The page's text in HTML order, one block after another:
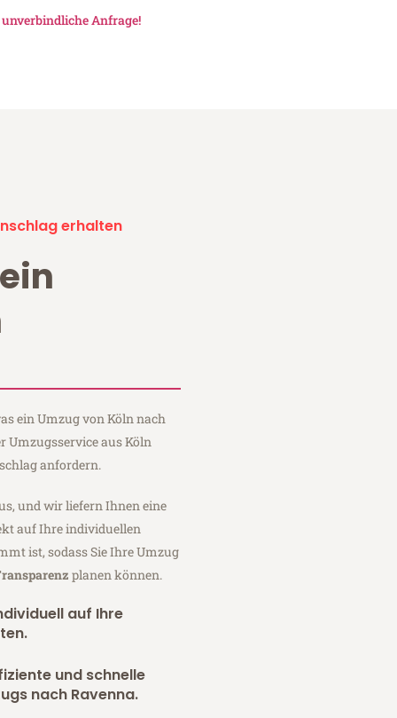
unverbindliche Anfrage!
erhalten
ein Umzug von Köln nach
Umzugsservice aus Köln
anfordern.
und wir liefern Ihnen eine
auf Ihre individuellen
ist, sodass Sie Ihre Umzug
planen können.
auf Ihre
und schnelle
nach Ravenna.